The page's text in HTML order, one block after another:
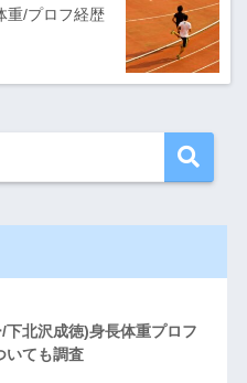
重/プロフ経歴
下北沢成徳)身長体重プロフ
いても調査